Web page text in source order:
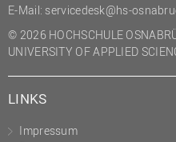
E-Mail: servicedesk@hs-
© 2026 HOCHSCHULE
UNIVERSITY OF APPLIED
LINKS
Impressum